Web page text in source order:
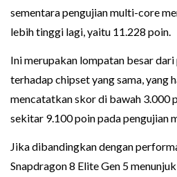
sementara pengujian multi-core
lebih tinggi lagi, yaitu 11.228 poin.
Ini merupakan lompatan besar
terhadap chipset yang sama, yang
mencatatkan skor di bawah 3.000
sekitar 9.100 poin pada pengujian
Jika dibandingkan dengan
Snapdragon 8 Elite Gen 5